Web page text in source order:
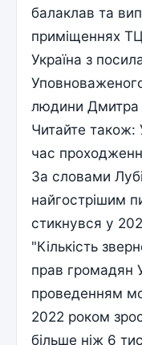
балаклав та
приміщеннях
Україна з
людини Дмитра
Читайте також:
час
За словами
найгострішим
стикнувся у
"Кількість
прав громадян
проведенням
2022 роком
більше ніж 6